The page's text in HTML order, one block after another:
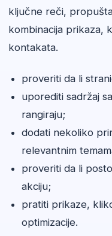
ključne reči,
kombinacija prikaza,
kontakata.
proveriti da li
uporediti sadržaj
rangiraju;
dodati nekoliko
relevantnim
proveriti da li
akciju;
pratiti prikaze,
optimizacije.